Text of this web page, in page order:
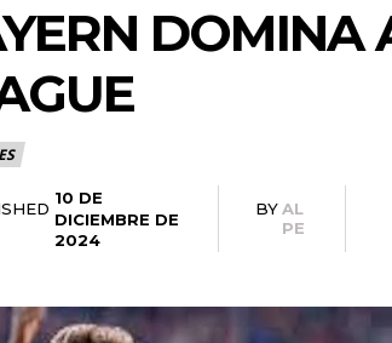
DOMINA
10 DE
DICIEMBRE DE
2024
BY AL
PE